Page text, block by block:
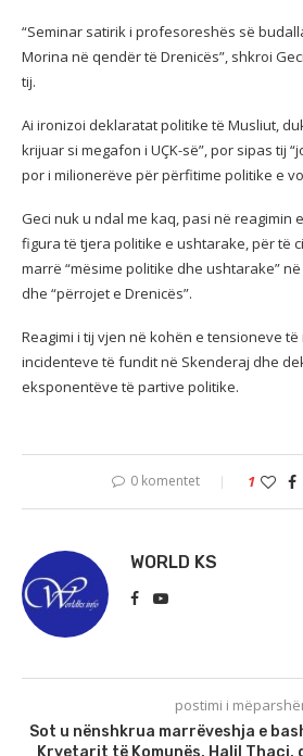
“Seminar satirik i profesoreshës së
Morina në qendër të Drenicës”, shkroi
tij.
Ai ironizoi deklaratat politike të Musliut,
krijuar si megafon i UÇK-së”, por sipas tij
por i milionerëve për përfitime politike e
Geci nuk u ndal me kaq, pasi në reagimin
figura të tjera politike e ushtarake, për të
marrë “mësime politike dhe ushtarake”
dhe “përrojet e Drenicës”.
Reagimi i tij vjen në kohën e tensioneve
incidenteve të fundit në Skenderaj dhe
eksponentëve të partive politike.
0 komentet 1
WORLD KS
postimi i
Sot u nënshkrua marrëveshja e